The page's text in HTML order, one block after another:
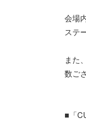
会場
ステ
また
数ご
■「